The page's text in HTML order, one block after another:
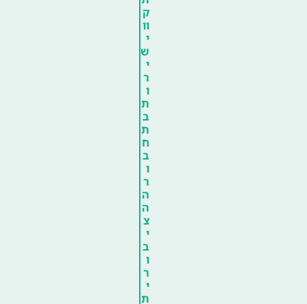
ק
וו
י
ש
י
ר
ו
ת
ב
ת
ח
ב
ו
ר
ה
ה
צ
י
ב
ו
ר
י
ת